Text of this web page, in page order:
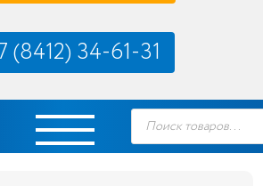
(8412) 34-61-31
и фурнитура купить по выгодной цене в Пензе
Поиск
товаров